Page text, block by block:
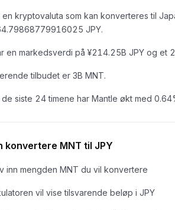
en kryptovaluta som kan konverteres til
JPY.
en markedsverdi på ¥214.25B JPY og et
tilbudet er 3B MNT.
siste 24 timene har Mantle økt med
konvertere MNT til JPY
inn mengden MNT du vil konvertere
vil vise tilsvarende beløp i JPY